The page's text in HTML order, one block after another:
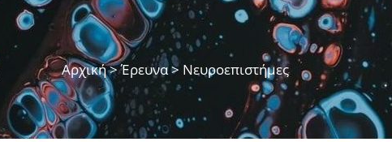
Αρχική>Έρευνα> Νευροεπιστήμες